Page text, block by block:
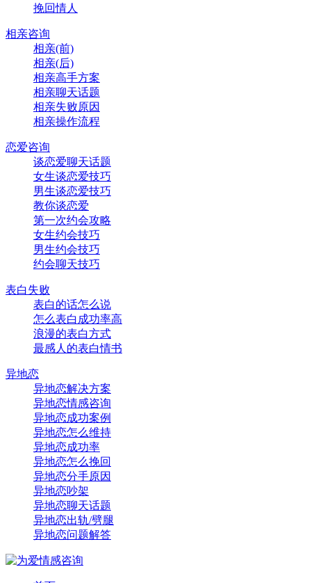
挽回情人
相亲咨询
相亲(前)
相亲(后)
相亲高手方案
相亲聊天话题
相亲失败原因
相亲操作流程
恋爱咨询
谈恋爱聊天话题
女生谈恋爱技巧
男生谈恋爱技巧
教你谈恋爱
第一次约会攻略
女生约会技巧
男生约会技巧
约会聊天技巧
表白失败
表白的话怎么说
怎么表白成功率高
浪漫的表白方式
最感人的表白情书
异地恋
异地恋解决方案
异地恋情感咨询
异地恋成功案例
异地恋怎么维持
异地恋成功率
异地恋怎么挽回
异地恋分手原因
异地恋吵架
异地恋聊天话题
异地恋出轨/劈腿
异地恋问题解答